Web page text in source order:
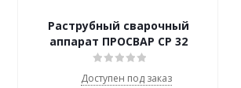
Раструбный сварочный
аппарат ПРОСВАР СР 32
Доступен под заказ